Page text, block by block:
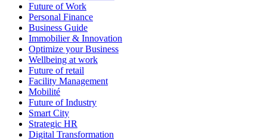
Future of Work
Personal Finance
Business Guide
Immobilier & Innovation
Optimize your Business
Wellbeing at work
Future of retail
Facility Management
Mobilité
Future of Industry
Smart City
Strategic HR
Digital Transformation